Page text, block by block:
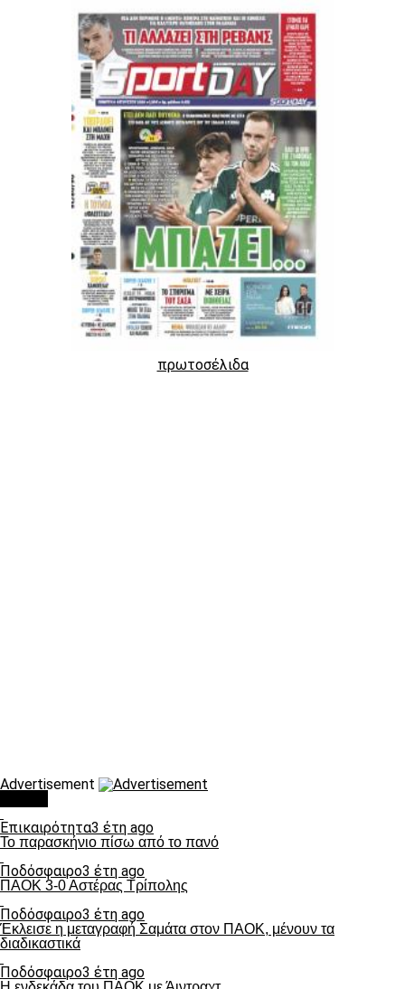
πρωτοσέλιδα
Advertisement
Επικαιρότητα3 έτη ago
Το παρασκήνιο πίσω από το πανό
Ποδόσφαιρο3 έτη ago
ΠΑΟΚ 3-0 Αστέρας Τρίπολης
Ποδόσφαιρο3 έτη ago
Έκλεισε η μεταγραφή Σαμάτα στον ΠΑΟΚ, μένουν τα
διαδικαστικά
Ποδόσφαιρο3 έτη ago